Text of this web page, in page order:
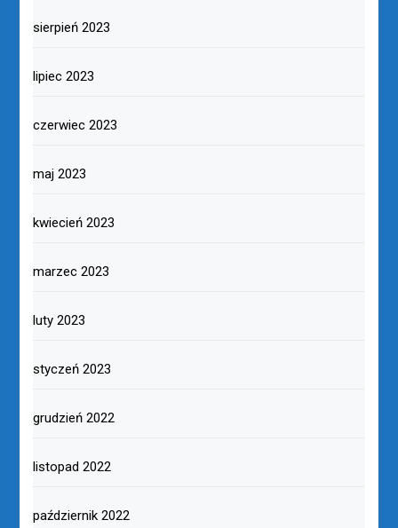
sierpień 2023
lipiec 2023
czerwiec 2023
maj 2023
kwiecień 2023
marzec 2023
luty 2023
styczeń 2023
grudzień 2022
listopad 2022
październik 2022